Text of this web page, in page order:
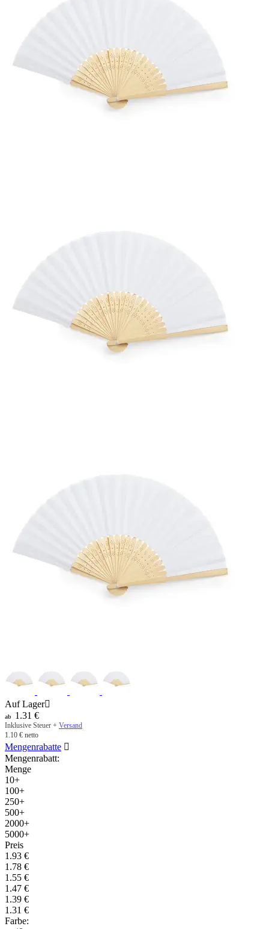
Auf Lager
ab 1.31 €
Inklusive Steuer + Versand
1.10 € netto
Mengenrabatte 
Mengenrabatt:
Menge
10+
100+
250+
500+
2000+
5000+
Preis
1.93 €
1.78 €
1.55 €
1.47 €
1.39 €
1.31 €
Farbe: